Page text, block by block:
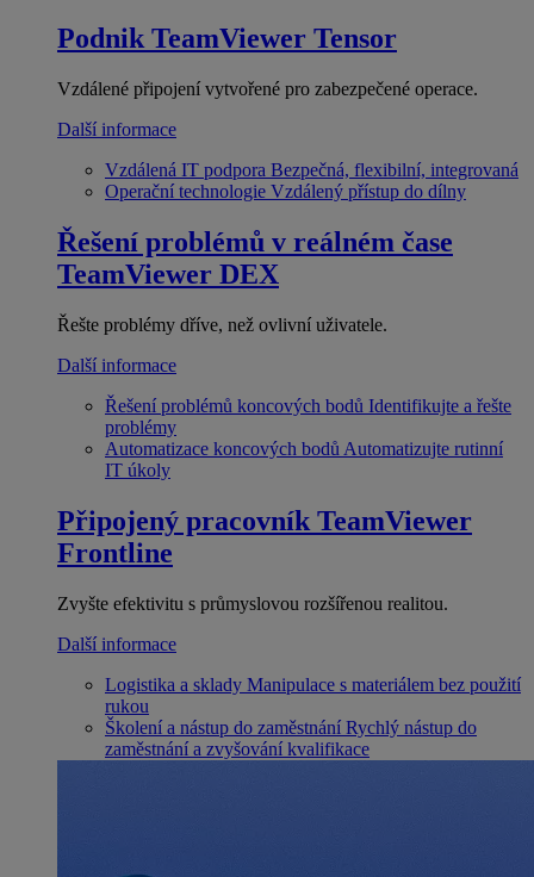
Podnik TeamViewer Tensor
Vzdálené připojení vytvořené pro zabezpečené operace.
Další informace
Vzdálená IT podpora Bezpečná, flexibilní, integrovaná
Operační technologie Vzdálený přístup do dílny
Řešení problémů v reálném čase
TeamViewer DEX
Řešte problémy dříve, než ovlivní uživatele.
Další informace
Řešení problémů koncových bodů Identifikujte a řešte
problémy
Automatizace koncových bodů Automatizujte rutinní
IT úkoly
Připojený pracovník TeamViewer
Frontline
Zvyšte efektivitu s průmyslovou rozšířenou realitou.
Další informace
Logistika a sklady Manipulace s materiálem bez použití
rukou
Školení a nástup do zaměstnání Rychlý nástup do
zaměstnání a zvyšování kvalifikace